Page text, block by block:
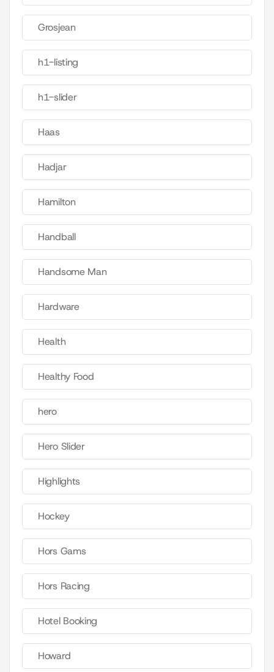
Grosjean
h1-listing
h1-slider
Haas
Hadjar
Hamilton
Handball
Handsome Man
Hardware
Health
Healthy Food
hero
Hero Slider
Highlights
Hockey
Hors Gams
Hors Racing
Hotel Booking
Howard